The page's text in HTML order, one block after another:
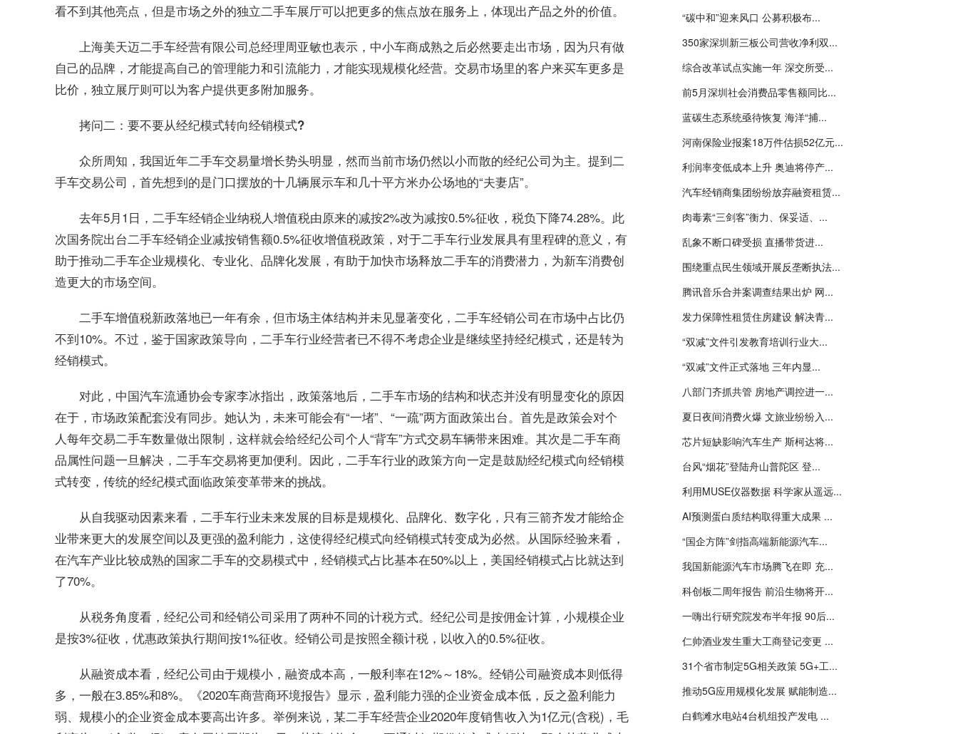
看不到其他亮点，但是市场之外的独立二手车展厅可以把更多的焦点放在服务上，体现出产品之外的价值。
上海美天迈二手车经营有限公司总经理周亚敏也表示，中小车商成熟之后必然要走出市场，因为只有做
自己的品牌，才能提高自己的管理能力和引流能力，才能实现规模化经营。交易市场里的客户来买车更多是
比价，独立展厅则可以为客户提供更多附加服务。
拷问二：要不要从经纪模式转向经销模式?
众所周知，我国近年二手车交易量增长势头明显，然而当前市场仍然以小而散的经纪公司为主。提到二
手车交易公司，首先想到的是门口摆放的十几辆展示车和几十平方米办公场地的“夫妻店”。
去年5月1日，二手车经销企业纳税人增值税由原来的减按2%改为减按0.5%征收，税负下降74.28%。此
次国务院出台二手车经销企业减按销售额0.5%征收增值税政策，对于二手车行业发展具有里程碑的意义，有
助于推动二手车企业规模化、专业化、品牌化发展，有助于加快市场释放二手车的消费潜力，为新车消费创
造更大的市场空间。
二手车增值税新政落地已一年有余，但市场主体结构并未见显著变化，二手车经销公司在市场中占比仍
不到10%。不过，鉴于国家政策导向，二手车行业经营者已不得不考虑企业是继续坚持经纪模式，还是转为
经销模式。
对此，中国汽车流通协会专家李冰指出，政策落地后，二手车市场的结构和状态并没有明显变化的原因
在于，市场政策配套没有同步。她认为，未来可能会有“一堵”、“一疏”两方面政策出台。首先是政策会对个
人每年交易二手车数量做出限制，这样就会给经纪公司个人“背车”方式交易车辆带来困难。其次是二手车商
品属性问题一旦解决，二手车交易将更加便利。因此，二手车行业的政策方向一定是鼓励经纪模式向经销模
式转变，传统的经纪模式面临政策变革带来的挑战。
从自我驱动因素来看，二手车行业未来发展的目标是规模化、品牌化、数字化，只有三箭齐发才能给企
业带来更大的发展空间以及更强的盈利能力，这使得经纪模式向经销模式转变成为必然。从国际经验来看，
在汽车产业比较成熟的国家二手车的交易模式中，经销模式占比基本在50%以上，美国经销模式占比就达到
了70%。
从税务角度看，经纪公司和经销公司采用了两种不同的计税方式。经纪公司是按佣金计算，小规模企业
是按3%征收，优惠政策执行期间按1%征收。经销公司是按照全额计税，以收入的0.5%征收。
从融资成本看，经纪公司由于规模小，融资成本高，一般利率在12%～18%。经销公司融资成本则低得
多，一般在3.85%和8%。《2020车商营商环境报告》显示，盈利能力强的企业资金成本低，反之盈利能力
弱、规模小的企业资金成本要高出许多。举例来说，某二手车经营企业2020年度销售收入为1亿元(含税)，毛
“碳中和”迎来风口 公募积极布...
350家深圳新三板公司营收净利双...
综合改革试点实施一年 深交所受...
前5月深圳社会消费品零售额同比...
蓝碳生态系统亟待恢复 海洋“捕...
河南保险业报案18万件估损52亿元...
利润率变低成本上升 奥迪将停产...
汽车经销商集团纷纷放弃融资租赁...
肉毒素“三剑客”衡力、保妥适、...
乱象不断口碑受损 直播带货进...
围绕重点民生领域开展反垄断执法...
腾讯音乐合并案调查结果出炉 网...
发力保障性租赁住房建设 解决青...
“双减”文件引发教育培训行业大...
“双减”文件正式落地 三年内显...
八部门齐抓共管 房地产调控进一...
夏日夜间消费火爆 文旅业纷纷入...
芯片短缺影响汽车生产 斯柯达将...
台风“烟花”登陆舟山普陀区 登...
利用MUSE仪器数据 科学家从遥远...
AI预测蛋白质结构取得重大成果 ...
“国企方阵”剑指高端新能源汽车...
我国新能源汽车市场腾飞在即 充...
科创板二周年报告 前沿生物将开...
一嗨出行研究院发布半年报 90后...
仁帅酒业发生重大工商登记变更 ...
31个省市制定5G相关政策 5G+工...
推动5G应用规模化发展 赋能制造...
白鹤滩水电站4台机组投产发电 ...